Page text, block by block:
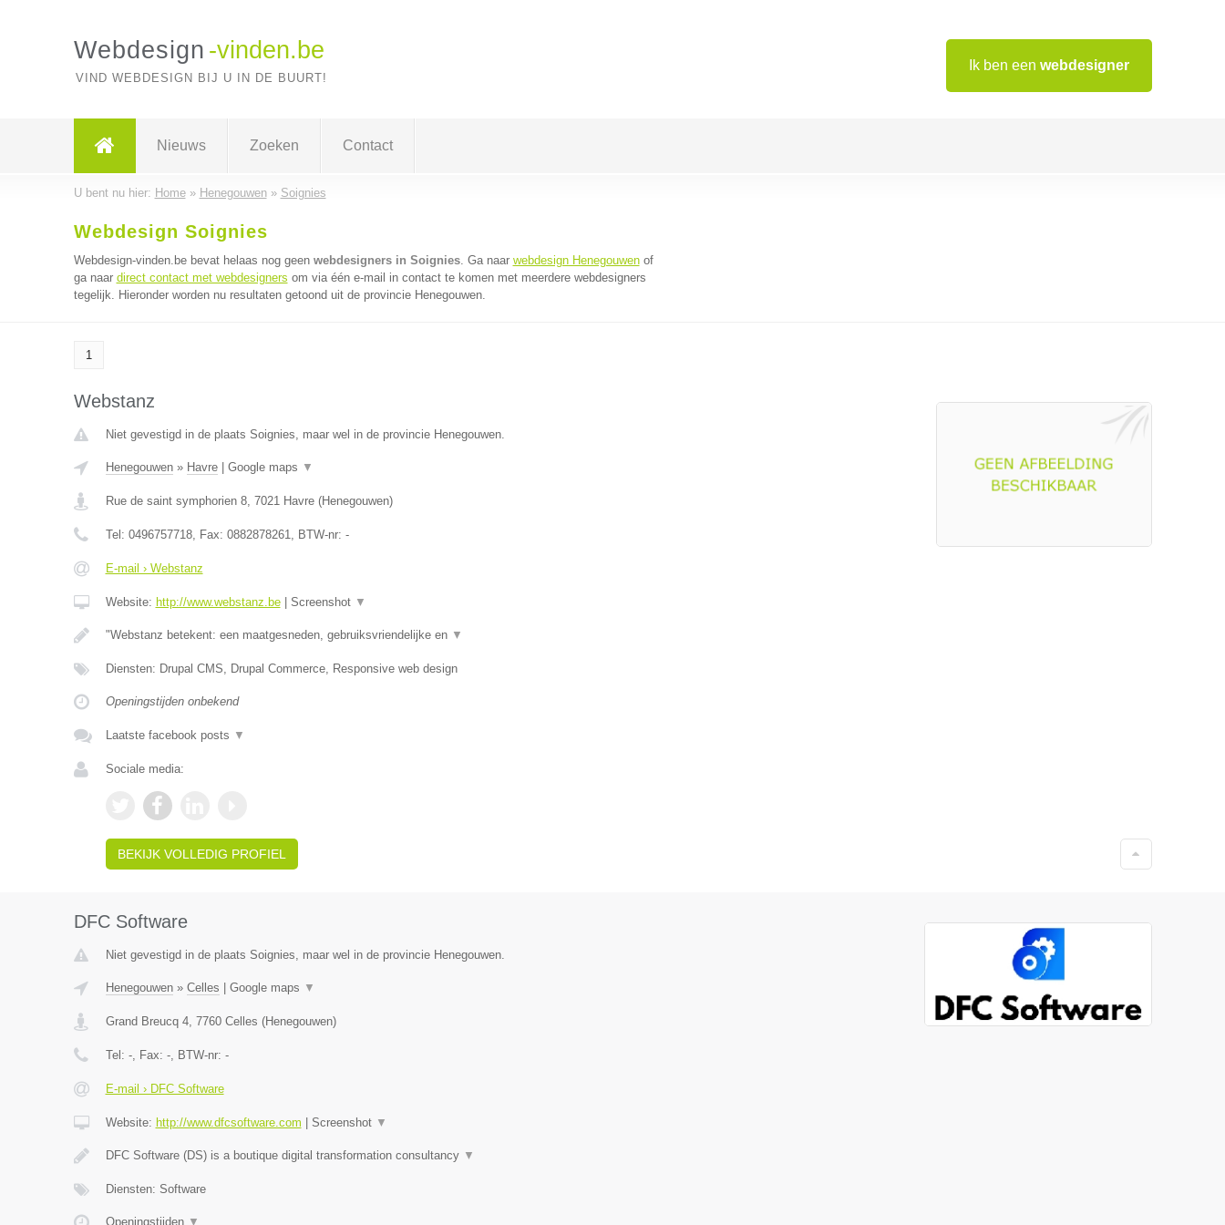
Ik ben een webdesigner
Webdesign -vinden.be
VIND WEBDESIGN BIJ U IN DE BUURT!
Nieuws Zoeken Contact
U bent nu hier: Home» Henegouwen» Soignies
Webdesign Soignies
Webdesign-vinden.be bevat helaas nog geen webdesigners in Soignies. Ga naar webdesign Henegouwenof
ga naar direct contact met webdesigners om via één e-mail in contact te komen met meerdere webdesigners
tegelijk. Hieronder worden nu resultaten getoond uit de provincie Henegouwen.
1
Webstanz
Niet gevestigd in de plaats Soignies, maar wel in de provincie Henegouwen.
Henegouwen» Havre| Google maps ▼
Rue de saint symphorien 8, 7021 Havre(Henegouwen)
Tel: 0496757718, Fax: 0882878261, BTW-nr: -
E-mail › Webstanz
Website: http://www.webstanz.be| Screenshot ▼
"Webstanz betekent: een maatgesneden, gebruiksvriendelijke en ▼
Diensten: Drupal CMS, Drupal Commerce, Responsive web design
Openingstijden onbekend
Laatste facebook posts ▼
Sociale media:
BEKIJK VOLLEDIG PROFIEL
DFC Software
Niet gevestigd in de plaats Soignies, maar wel in de provincie Henegouwen.
Henegouwen» Celles Google maps ▼
Grand Breucq 4, 7760 Celles (Henegouwen)
Tel: -, Fax: -, BTW-nr: -
E-mail › DFC Software
Website: http://www.dfcsoftware.com Screenshot ▼
DFC Software (DS) is a boutique digital transformation consultancy ▼
Diensten: Software
Openingstijden ▼